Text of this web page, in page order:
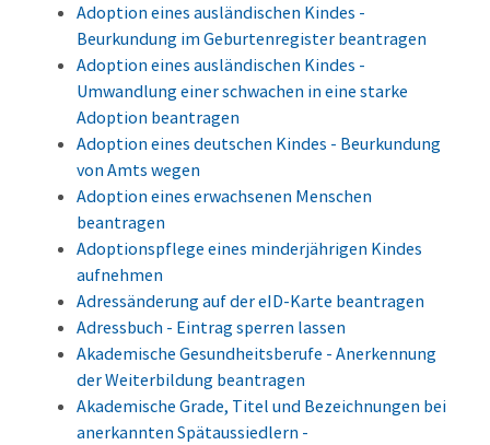
Adoption eines ausländischen Kindes -
Beurkundung im Geburtenregister beantragen
Adoption eines ausländischen Kindes -
Umwandlung einer schwachen in eine starke
Adoption beantragen
Adoption eines deutschen Kindes - Beurkundung
von Amts wegen
Adoption eines erwachsenen Menschen
beantragen
Adoptionspflege eines minderjährigen Kindes
aufnehmen
Adressänderung auf der eID-Karte beantragen
Adressbuch - Eintrag sperren lassen
Akademische Gesundheitsberufe - Anerkennung
der Weiterbildung beantragen
Akademische Grade, Titel und Bezeichnungen bei
anerkannten Spätaussiedlern -